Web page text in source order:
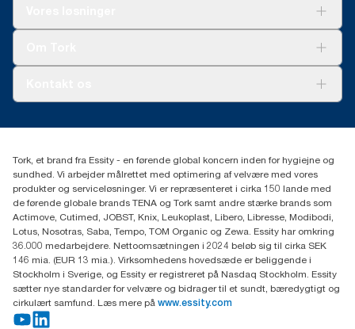
Smiley-rapport
(+45) 48 16 82 44
Professional Hygiene
Gydevang 33
DK-3450 Allerød
Tork, et brand fra Essity - en førende global koncern inden for hygiejne og
sundhed. Vi arbejder målrettet med optimering af velvære med vores
produkter og serviceløsninger. Vi er repræsenteret i cirka 150 lande med
de førende globale brands TENA og Tork samt andre stærke brands som
Actimove, Cutimed, JOBST, Knix, Leukoplast, Libero, Libresse, Modibodi,
Lotus, Nosotras, Saba, Tempo, TOM Organic og Zewa. Essity har omkring
36.000 medarbejdere. Nettoomsætningen i 2024 beløb sig til cirka SEK
146 mia. (EUR 13 mia.). Virksomhedens hovedsæde er beliggende i
Stockholm i Sverige, og Essity er registreret på Nasdaq Stockholm. Essity
sætter nye standarder for velvære og bidrager til et sundt, bæredygtigt og
cirkulært samfund. Læs mere på www.essity.com